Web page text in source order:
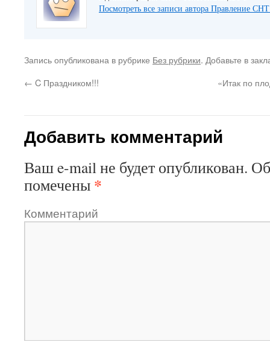
Посмотреть все записи автора Правление
Запись опубликована в рубрике Без рубрики. Добавьте в
← C Праздником!!! «Итак по
Добавить комментарий
Ваш e-mail не будет опубликован.
помечены *
Комментарий